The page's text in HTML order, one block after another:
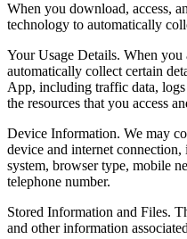
When you download, access,
technology to automatically
Your Usage Details. When you
automatically collect certain
App, including traffic data,
the resources that you access
Device Information. We may
device and internet
system, browser type, mobile
telephone number.
Stored Information and Files.
and other information